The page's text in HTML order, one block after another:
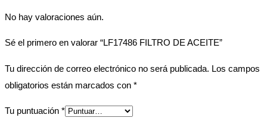
No hay valoraciones aún.
Sé el primero en valorar “LF17486 FILTRO DE ACEITE”
Tu dirección de correo electrónico no será publicada. Los campos
obligatorios están marcados con *
Tu puntuación *